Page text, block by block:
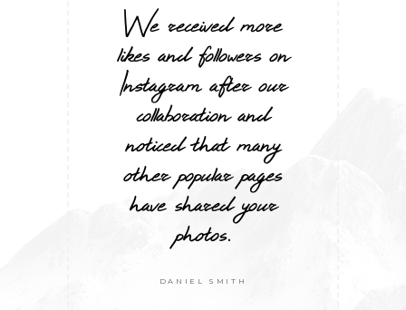
We received more
likes and followers on
Instagram after our
collaboration and
noticed that many
other popular pages
have shared your
photos.
DANIEL SMITH